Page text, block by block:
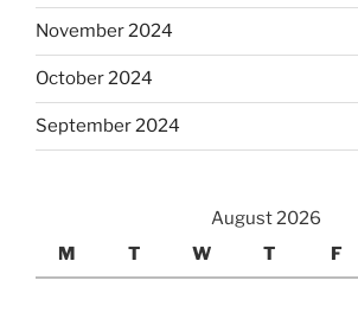
November 2024
October 2024
September 2024
August 2026
M
T W T F